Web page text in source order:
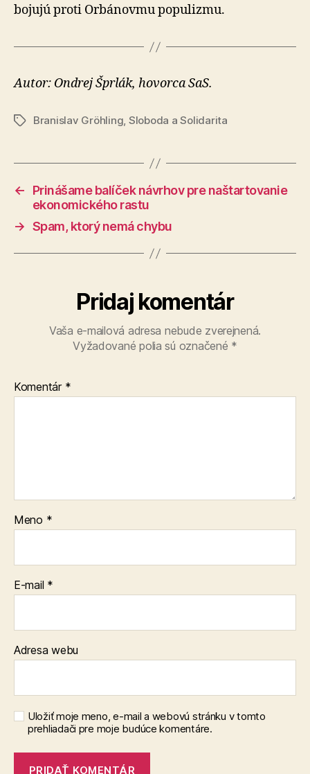
bojujú proti Orbá­novmu po­pu­lizmu.
Autor: Ondrej Šprlák, hovorca SaS.
ZnačkyBranislav Gröhling, Sloboda a Solidarita
←
Prinášame balíček návrhov pre naštartovanie
ekonomického rastu
→ Spam, ktorý nemá chybu
Pridaj komentár
Vaša e-mailová adresa nebude zverejnená.
Vyžadované polia sú označené *
Komentár *
Meno *
E-mail *
Adresa webu
Uložiť moje meno, e-mail a webovú stránku v tomto
prehliadači pre moje budúce komentáre.